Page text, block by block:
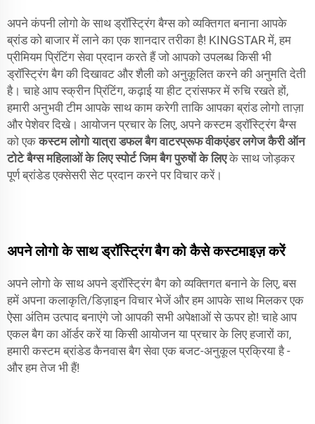
अपने कंपनी लोगो के साथ ड्रॉस्ट्रिंग बैग्स को व्यक्तिगत बनाना आपके
ब्रांड को बाजार में लाने का एक शानदार तरीका है! KINGSTAR में, हम
प्रीमियम प्रिंटिंग सेवा प्रदान करते हैं जो आपको उपलब्ध किसी भी
ड्रॉस्ट्रिंग बैग की दिखावट और शैली को अनुकूलित करने की अनुमति देती
है। चाहे आप स्क्रीन प्रिंटिंग, कढ़ाई या हीट ट्रांसफर में रुचि रखते हों,
हमारी अनुभवी टीम आपके साथ काम करेगी ताकि आपका ब्रांड लोगो ताज़ा
और पेशेवर दिखे। आयोजन प्रचार के लिए, अपने कस्टम ड्रॉस्ट्रिंग बैग्स
को एककस्टम लोगो यात्रा डफल बैग वाटरप्रूफ वीकएंडर लगेज कैरी ऑन
टोटे बैग्स महिलाओं के लिए स्पोर्ट जिम बैग पुरुषों के लिएके साथ जोड़कर
पूर्ण ब्रांडेड एक्सेसरी सेट प्रदान करने पर विचार करें।
अपने लोगो के साथ ड्रॉस्ट्रिंग बैग को कैसे कस्टमाइज़ करें
अपने लोगो के साथ अपने ड्रॉस्ट्रिंग बैग को व्यक्तिगत बनाने के लिए, बस
हमें अपना कलाकृति/डिज़ाइन विचार भेजें और हम आपके साथ मिलकर एक
ऐसा अंतिम उत्पाद बनाएंगे जो आपकी सभी अपेक्षाओं से ऊपर हो! चाहे आप
एकल बैग का ऑर्डर करें या किसी आयोजन या प्रचार के लिए हजारों का,
हमारी कस्टम ब्रांडेड कैनवास बैग सेवा एक बजट-अनुकूल प्रक्रिया है -
और हम तेज भी हैं!